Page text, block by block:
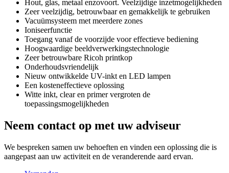
Hout, glas, metaal enzovoort. Veelzijdige inzetmogelijkheden
Zeer veelzijdig, betrouwbaar en gemakkelijk te gebruiken
Vacuümsysteem met meerdere zones
Ioniseerfunctie
Toegang vanaf de voorzijde voor effectieve bediening
Hoogwaardige beeldverwerkingstechnologie
Zeer betrouwbare Ricoh printkop
Onderhoudsvriendelijk
Nieuw ontwikkelde UV-inkt en LED lampen
Een kosteneffectieve oplossing
Witte inkt, clear en primer vergroten de
toepassingsmogelijkheden
Neem contact op met uw adviseur
We bespreken samen uw behoeften en vinden een oplossing die is
aangepast aan uw activiteit en de veranderende aard ervan.